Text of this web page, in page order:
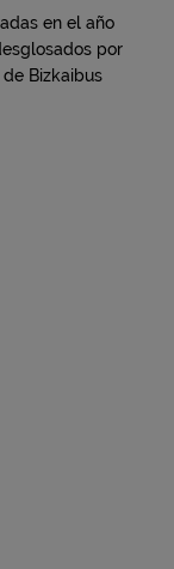
en el año
por
Bizkaibus